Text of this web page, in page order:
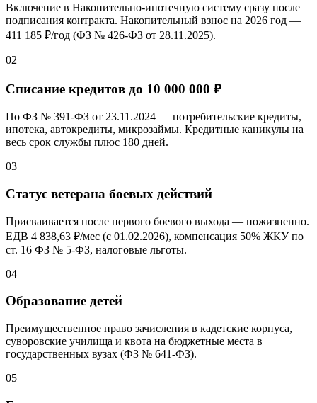
Включение в Накопительно-ипотечную систему сразу после
подписания контракта. Накопительный взнос на 2026 год —
411 185 ₽/год (ФЗ № 426-ФЗ от 28.11.2025).
02
Списание кредитов до 10 000 000 ₽
По ФЗ № 391-ФЗ от 23.11.2024 — потребительские кредиты,
ипотека, автокредиты, микрозаймы. Кредитные каникулы на
весь срок службы плюс 180 дней.
03
Статус ветерана боевых действий
Присваивается после первого боевого выхода — пожизненно.
ЕДВ 4 838,63 ₽/мес (с 01.02.2026), компенсация 50% ЖКУ по
ст. 16 ФЗ № 5-ФЗ, налоговые льготы.
04
Образование детей
Преимущественное право зачисления в кадетские корпуса,
суворовские училища и квота на бюджетные места в
государственных вузах (ФЗ № 641-ФЗ).
05